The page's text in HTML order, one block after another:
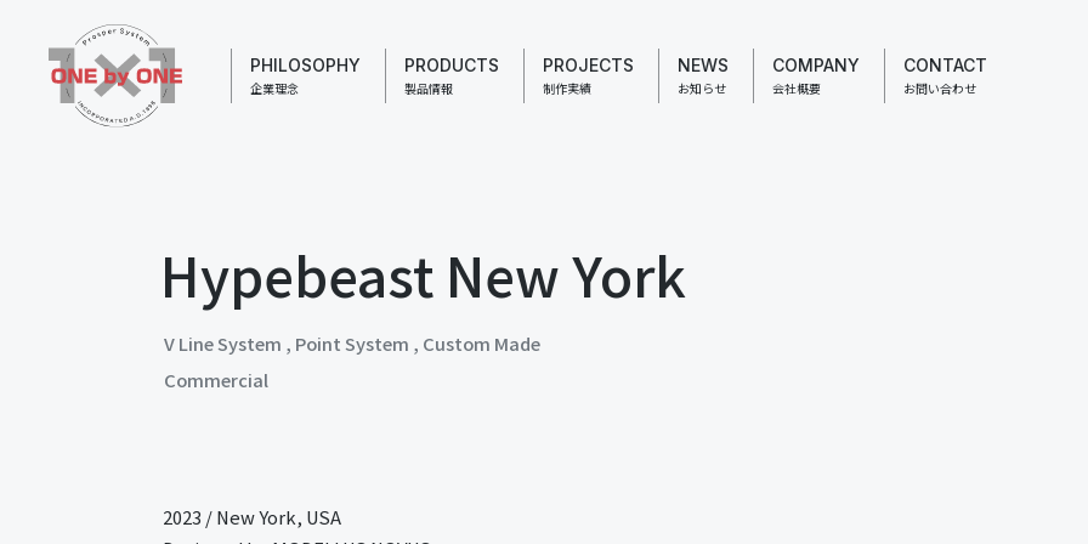
PHILOSOPHY
企業理念
PRODUCTS
製品情報
PROJECTS
制作実績
NEWS
お知らせ
COMPANY
会社概要
CONTACT
お問い合わせ
Hypebeast New York
V Line System , Point System , Custom Made
Commercial
2023 /New York, USA